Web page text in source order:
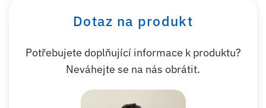
Dotaz na produkt
Potřebujete doplňující informace k produktu?
Neváhejte se na nás obrátit.